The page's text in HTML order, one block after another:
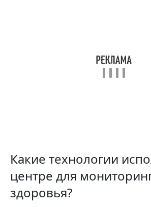
Какие технологии
центре для
здоровья?